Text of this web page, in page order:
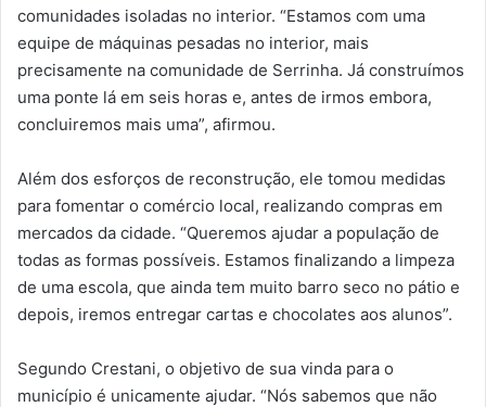
comunidades isoladas no interior. “Estamos com uma
equipe de máquinas pesadas no interior, mais
precisamente na comunidade de Serrinha. Já construímos
uma ponte lá em seis horas e, antes de irmos embora,
concluiremos mais uma”, afirmou.
Além dos esforços de reconstrução, ele tomou medidas
para fomentar o comércio local, realizando compras em
mercados da cidade. “Queremos ajudar a população de
todas as formas possíveis. Estamos finalizando a limpeza
de uma escola, que ainda tem muito barro seco no pátio e
depois, iremos entregar cartas e chocolates aos alunos”.
Segundo Crestani, o objetivo de sua vinda para o
município é unicamente ajudar. “Nós sabemos que não